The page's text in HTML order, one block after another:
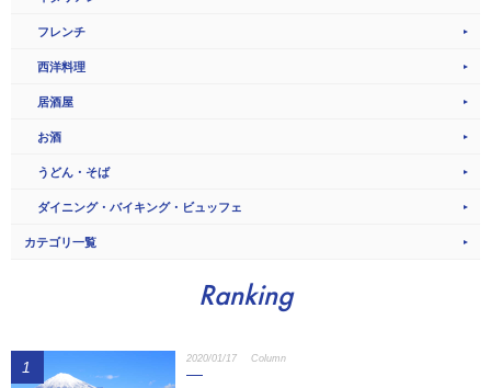
フレンチ
西洋料理
居酒屋
お酒
うどん・そば
ダイニング・バイキング・ビュッフェ
カテゴリ一覧
Ranking
1 2020/01/17 Column